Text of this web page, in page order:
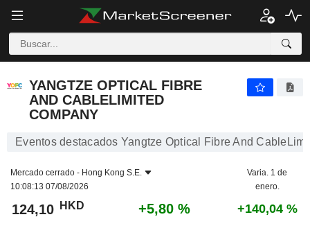
YANGTZE OPTICAL FIBRE
AND CABLELIMITED
COMPANY
Eventos destacados Yangtze Optical Fibre And
Mercado cerrado - Hong Kong S.E.
10:08:13 07/08/2026
Varia. 1 de
enero.
124,10 HKD +5,80 % +140,04 %